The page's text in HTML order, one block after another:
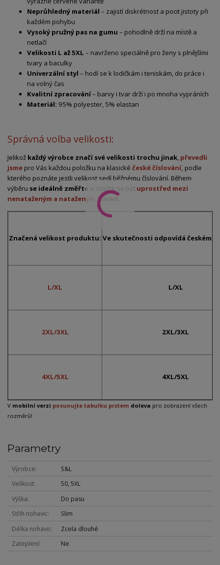
Neprůhledný materiál – zajistí diskrétnost a pocit jistoty při
každém pohybu
Vysoký pružný pas na gumu – pohodlně drží na místě a
netlačí
Velikosti L až 5XL – navrženo speciálně pro ženy s plnějšími
tvary a baculky
Univerzální styl – hodí se k lodičkám i teniskám, do práce i
na volný čas
Kvalitní zpracování– barvy i tvar drží i po mnoha vypráních
Materiál: 95% polyester, 5% elastan
Správná volba velikosti:
Jelikož každý výrobce značí své velikosti trochu jinak převedli
jsme pro Vás každou položku na klasické české číslování, podle
kterého poznáte jestli velikost sedí běžnému číslování. Během
výběru se ideálně změřte a snažte se být uprostřed mezi
nenataženým a nataženým stavem.
Značená velikost produktu: Ve skutečnosti odpovídá českému
L/XL L/XL
2XL/3XL 2XL/3XL
4XL/5XL 4XL/5XL
V mobilní verzi posunujte tabulku prstem doleva pro zobrazení všech
rozměrů!
Parametry
Výrobce
S&L
Velikost
50, 5XL
Výška
Do pasu
Střih nohavic
Slim
Délka nohavic
Zcela dlouhé
Zateplení
Ne